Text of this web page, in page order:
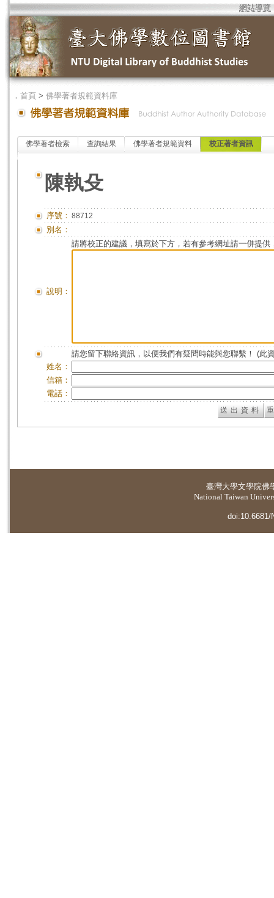
網站導覽
． 首頁 > 佛學著者規範資料庫
佛學著者檢索 查詢結果 佛學著者規範資料 校正著者資訊
陳執殳
序號： 88712
別名：
說明：
請將校正的建議，填寫於下方，若有參考網址請一併提供
請您留下聯絡資訊，以便我們有疑問時能與您聯繫！ (此
姓名：
信箱：
電話：
臺灣大學文學院佛
National Taiwan
doi:10.6681/